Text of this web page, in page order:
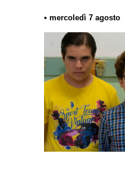
• mercoledì 7 agosto